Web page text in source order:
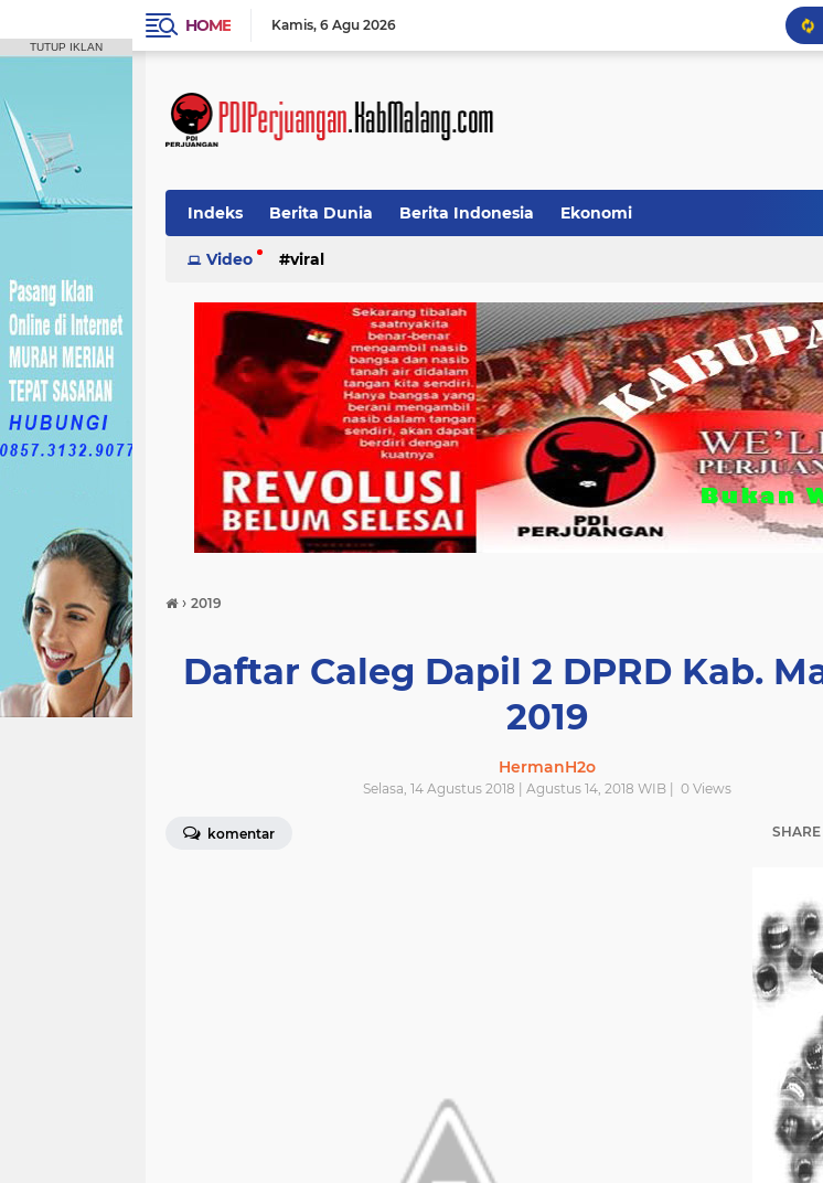
HOME Kamis 6 Agu 2026
Indeks Berita Dunia Berita Indonesia Ekonomi
Video viral
› 2019
Daftar Caleg Dapil 2 DPRD Kab.
2019
HermanH2o
Selasa, 14 Agustus 2018 | Agustus 14, 2018 WIB | 0 Views
komentar SHARE
TUTUP IKLAN